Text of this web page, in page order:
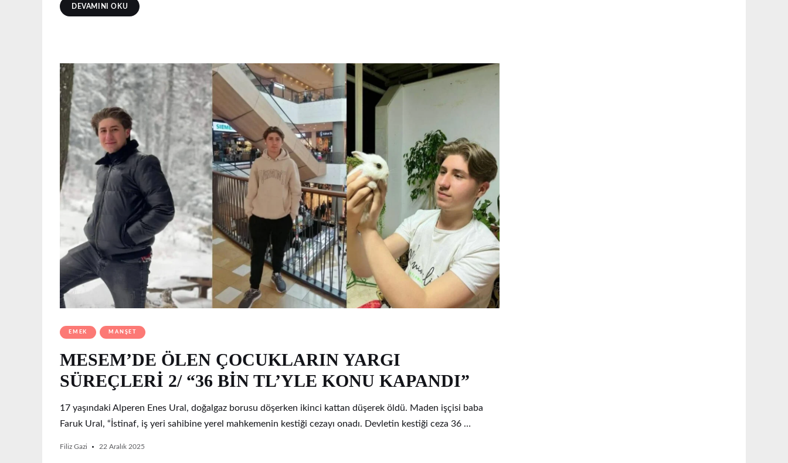
DEVAMINI OKU
EMEK MANŞET
MESEM’DE ÖLEN ÇOCUKLARIN YARGI
SÜREÇLERİ 2/ “36 BİN TL’YLE KONU KAPANDI”
17 yaşındaki Alperen Enes Ural, doğalgaz borusu döşerken ikinci kattan düşerek öldü. Maden işçisi baba
Faruk Ural, “İstinaf, iş yeri sahibine yerel mahkemenin kestiği cezayı onadı. Devletin kestiği ceza 36 …
Filiz Gazi 22 Aralık 2025